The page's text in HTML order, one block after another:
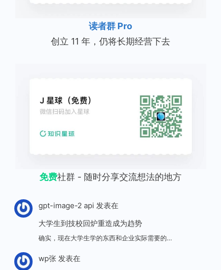
读者群 Pro
创立 11 年，仍将长期经营下去
免费社群 - 随时分享交流想法的地方
gpt-image-2 api 发表在
大学生到技校回炉重造成为趋势
确实，现在大学生学的东西和企业实际需要的…
wp张发表在